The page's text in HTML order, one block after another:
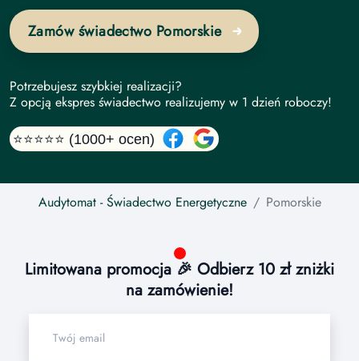
Zamów świadectwo Pomorskie
Potrzebujesz szybkiej realizacji?
Z opcją ekspres świadectwo realizujemy w 1 dzień roboczy!
⭐⭐⭐⭐⭐ (1000+ ocen)
Audytomat- Świadectwo Energetyczne Pomorskie
Limitowana promocja 🎉 Odbierz 10 zł zniżki
na zamówienie!